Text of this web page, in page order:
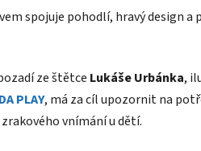
spojuje pohodlí, hravý design a
ze štětce Lukáše Urbánka,
PLAY, má za cíl upozornit na
vnímání u dětí.